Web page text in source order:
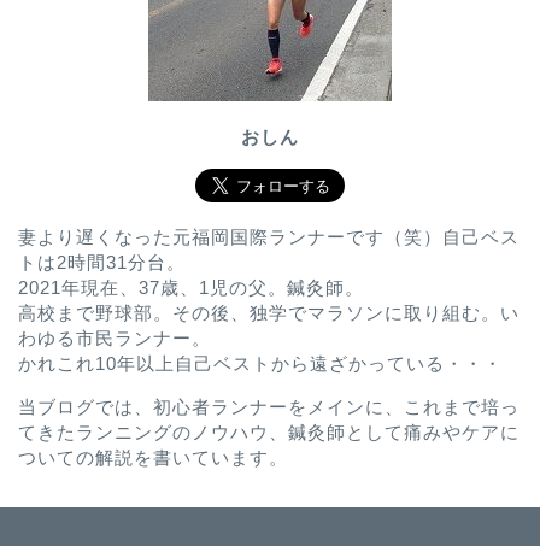
おしん
妻より遅くなった元福岡国際ランナーです（笑）自己ベス
トは2時間31分台。
2021年現在、37歳、1児の父。鍼灸師。
高校まで野球部。その後、独学でマラソンに取り組む。い
わゆる市民ランナー。
かれこれ10年以上自己ベストから遠ざかっている・・・
当ブログでは、初心者ランナーをメインに、これまで培っ
てきたランニングのノウハウ、鍼灸師として痛みやケアに
ついての解説を書いています。